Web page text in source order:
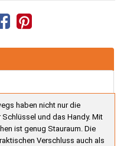
haben nicht nur die
und das Handy. Mit
ist genug Stauraum. Die
Verschluss auch als